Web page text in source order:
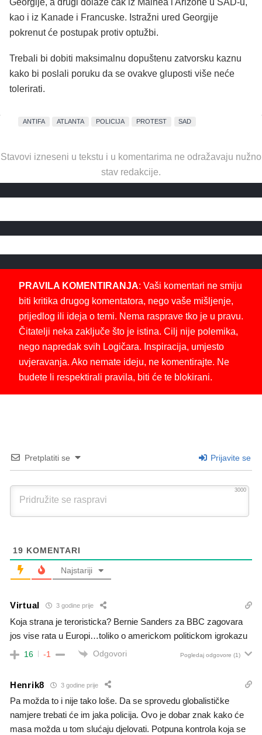
Georgije, a drugi dolaze čak iz Mainea i Arizone u SAD-u,
kao i iz Kanade i Francuske. Istražni ured Georgije
pokrenut će postupak protiv optužbi.
Trebali bi dobiti maksimalnu dopuštenu zatvorsku kaznu
kako bi poslali poruku da se ovakve gluposti više neće
tolerirati.
ANTIFA ATLANTA POLICIJA PROTEST SAD
Stavovi izneseni u tekstu i u komentarima ne odražavaju nužno
stav redakcije.
PRAVILA KOMENTIRANJA: Vaši komentari ne smiju
biti kritika drugog komentatora, nego vaše mišljenje,
prijedlog ili ideja o temi. Nema rasprave tko je u pravu.
Čitatelji neka zaključe što je istina. Cilj nije polemika,
nego napredak svih Logičara. Inspiracija, umjesto
uvjeravanja. Ako nemate ideju, ne komentirajte. Ne
budete li respektirali pravila, biti će te blokirani.
Pretplatiti se Prijavite se
3000
19 KOMENTARI
Najstariji
Virtual 3 godine prije
Koja strana je teroristicka? Bernie Sanders za BBC zagovara
jos vise rata u Europi…toliko o americkom politickom igrokazu
16 -1 Odgovori Pogledaj odgovore (1)
Henrik8 3 godine prije
Pa možda to i nije tako loše. Da se sprovedu globalističke
namjere trebati će im jaka policija. Ovo je dobar znak kako će
masa možda u tom slućaju djelovati. Potpuna kontrola koja se